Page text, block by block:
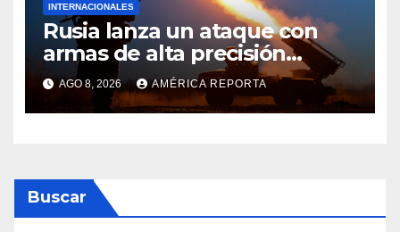
INTERNACIONALES
Rusia lanza un ataque con
armas de alta precisión
contra la industria militar en
Kiev
AGO 8, 2026 AMÉRICA REPORTA
Buscar